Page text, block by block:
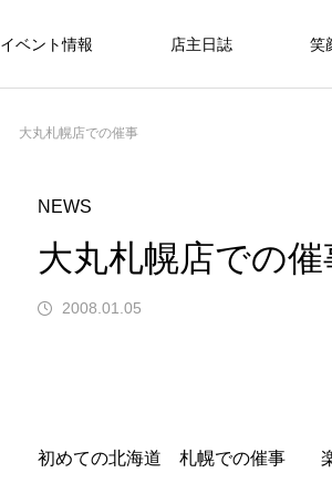
イベント情報 店主日誌 笑
大丸札幌店での催事
NEWS
大丸札幌店での催
2008.01.05
初めての北海道 札幌での催事 楽